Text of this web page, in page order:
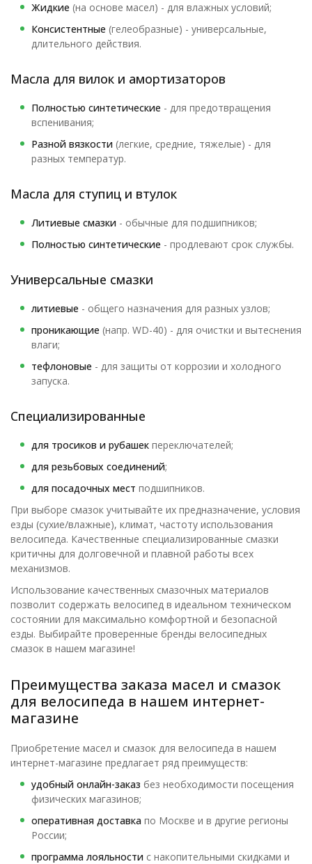
Жидкие (на основе масел) - для влажных условий;
Консистентные (гелеобразные) - универсальные,
длительного действия.
Масла для вилок и амортизаторов
Полностью синтетические - для предотвращения
вспенивания;
Разной вязкости (легкие, средние, тяжелые) - для
разных температур.
Масла для ступиц и втулок
Литиевые смазки - обычные для подшипников;
Полностью синтетические - продлевают срок службы.
Универсальные смазки
литиевые - общего назначения для разных узлов;
проникающие (напр. WD-40) - для очистки и вытеснения
влаги;
тефлоновые - для защиты от коррозии и холодного
запуска.
Специализированные
для тросиков и рубашек переключателей;
для резьбовых соединений;
для посадочных мест подшипников.
При выборе смазок учитывайте их предназначение, условия
езды (сухие/влажные), климат, частоту использования
велосипеда. Качественные специализированные смазки
критичны для долговечной и плавной работы всех
механизмов.
Использование качественных смазочных материалов
позволит содержать велосипед в идеальном техническом
состоянии для максимально комфортной и безопасной
езды. Выбирайте проверенные бренды велосипедных
смазок в нашем магазине!
Преимущества заказа масел и смазок
для велосипеда в нашем интернет-
магазине
Приобретение масел и смазок для велосипеда в нашем
интернет-магазине предлагает ряд преимуществ:
удобный онлайн-заказ без необходимости посещения
физических магазинов;
оперативная доставка по Москве и в другие регионы
России;
программа лояльности с накопительными скидками и